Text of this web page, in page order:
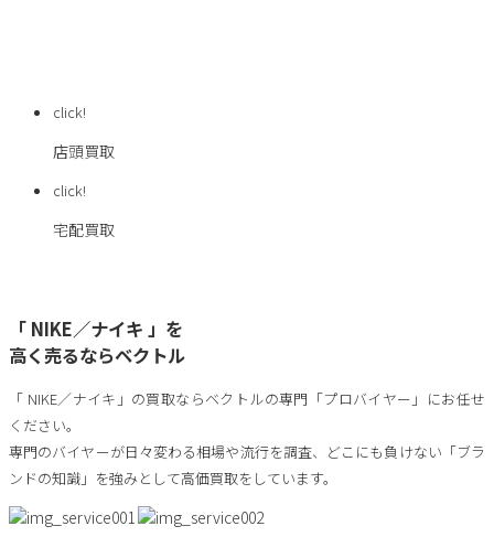
click!
店頭買取
click!
宅配買取
「 NIKE／ナイキ 」を
高く売るならベクトル
「 NIKE／ナイキ」の買取ならベクトルの専門「プロバイヤー」にお任せ
ください。
専門のバイヤーが日々変わる相場や流行を調査、どこにも負けない「ブラ
ンドの知識」を強みとして高価買取をしています。